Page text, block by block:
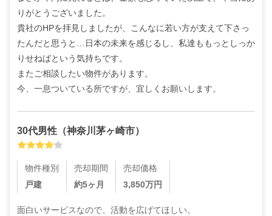
りがとうございました。
貴社のHPを拝見しましたが、こんなに若い方が支えて下さっ
たんだと思うと…日本の未来を感じるし、私達ももっとしっか
りせねばという気持ちです。
またご相談したい物件があります。
今、一息ついている所ですが、宜しくお願いします。
30代男性 （神奈川茅ヶ崎市）
物件種別
戸建
売却期間
約5ヶ月
売却価格
3,850万円
面白いサービスなので、活動を広げてほしい。